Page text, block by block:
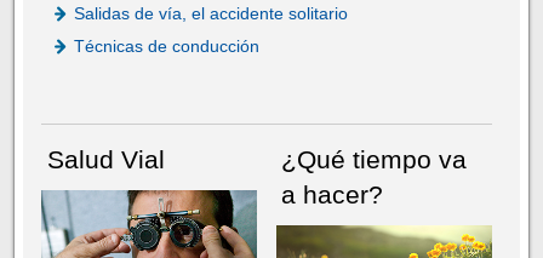
Salidas de vía, el accidente solitario
Técnicas de conducción
Salud Vial
¿Qué tiempo va
a hacer?